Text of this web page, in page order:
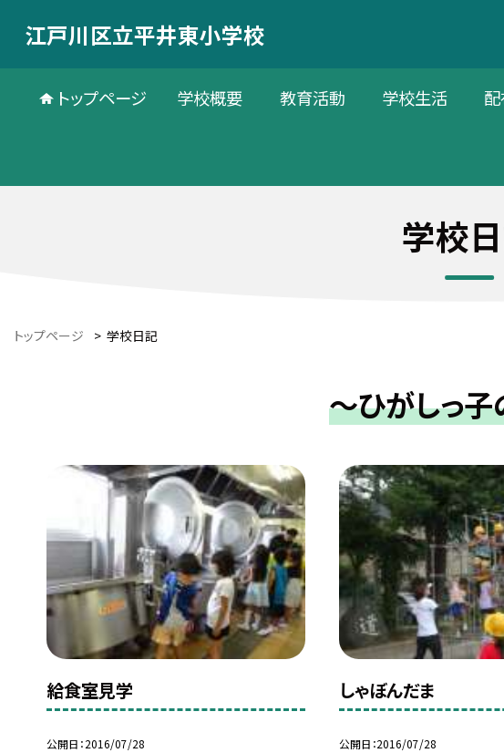
江戸川区立平井東小学校
トップページ 学校概要 教育活動 学校生活
学校
トップページ > 学校日記
～ひがしっ
給食室見学
公開日 2016/07/28
しゃぼんだま
公開日 2016/07/28